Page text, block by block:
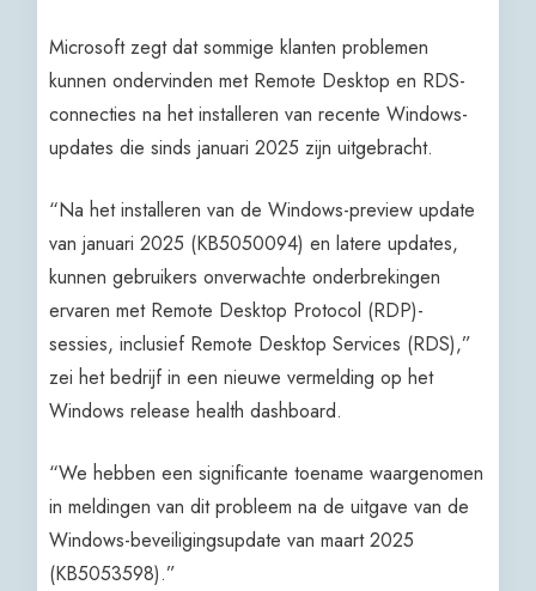
Microsoft zegt dat sommige klanten problemen
kunnen ondervinden met Remote Desktop en RDS-
connecties na het installeren van recente Windows-
updates die sinds januari 2025 zijn uitgebracht.
“Na het installeren van de Windows-preview update
van januari 2025 (KB5050094) en latere updates,
kunnen gebruikers onverwachte onderbrekingen
ervaren met Remote Desktop Protocol (RDP)-
sessies, inclusief Remote Desktop Services (RDS),”
zei het bedrijf in een nieuwe vermelding op het
Windows release health dashboard.
“We hebben een significante toename waargenomen
in meldingen van dit probleem na de uitgave van de
Windows-beveiligingsupdate van maart 2025
(KB5053598).”